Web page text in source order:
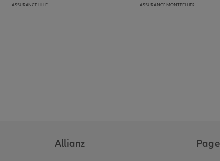
ASSURANCE LILLE
ASSURANCE MONTPELLIER
Allianz